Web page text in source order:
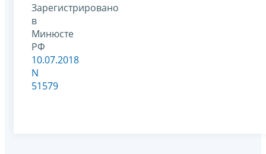
Зарегистрировано
в
Минюсте
РФ
10.07.2018
N
51579